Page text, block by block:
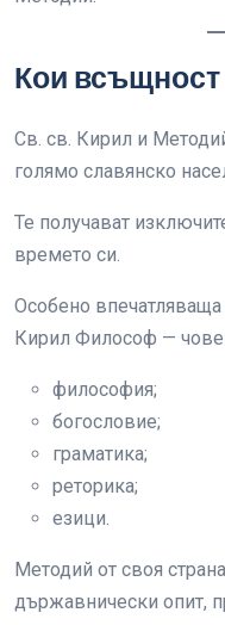
Кои
Св. св. Кирил и
голямо славянско
Те получават
времето си.
Особено впечатляваща
Кирил Философ —
философия;
богословие;
граматика;
реторика;
езици.
Методий от своя
държавнически опит,